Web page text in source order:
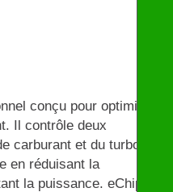
conçu pour optimiser
Il contrôle deux
carburant et du turbo,
en réduisant la
la puissance. eChip